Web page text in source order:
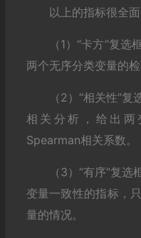
以上的指标很全
（1）“卡方”复
两个无序分类变量的检
（2）“相关性”
相关分析，给出两
Spearman相关系数。
（3）“有序”复
变量一致性的指标，
量的情况。